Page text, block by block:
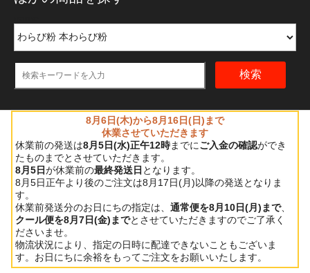
検索
8月6日(木)から8月16日(日)まで
休業させていただきます
休業前の発送は8月5日(水)正午12時までにご入金の確認ができ
たものまでとさせていただきます。
8月5日が休業前の最終発送日 となります。
8月5日正午より後のご注文は8月17日(月)以降の発送となりま
す。
休業前発送分のお日にちの指定は、通常便を8月10日(月)まで、
クール便を8月7日(金)までとさせていただきますのでご了承く
ださいませ。
物流状況により、指定の日時に配達できないこともございま
す。お日にちに余裕をもってご注文をお願いいたします。